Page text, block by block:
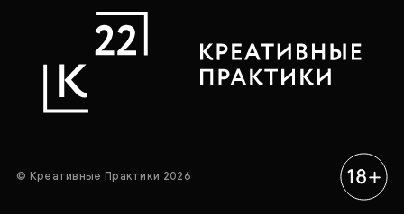
© Креативные Практики 2026